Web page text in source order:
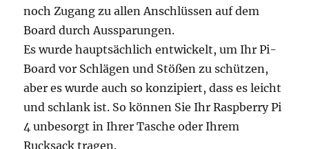
noch Zugang zu allen Anschlüssen auf dem
Board durch Aussparungen.
Es wurde hauptsächlich entwickelt, um Ihr Pi-
Board vor Schlägen und Stößen zu schützen,
aber es wurde auch so konzipiert, dass es leicht
und schlank ist. So können Sie Ihr Raspberry Pi
4 unbesorgt in Ihrer Tasche oder Ihrem
Rucksack tragen.